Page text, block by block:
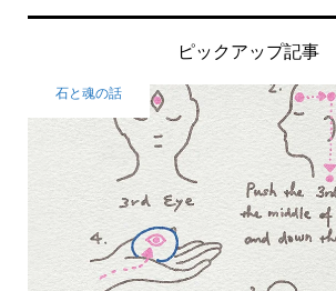
ピックアップ記事
石と魂の話